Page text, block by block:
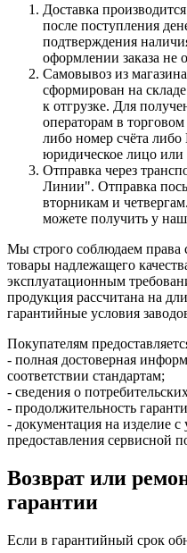
Доставка
после поступления
подтверждения
оформлении заказа не
Самовывоз из
сформирован на
к отгрузке. Для
операторам в
либо номер счёта
юридическое лицо
Отправка через
Линии". Отправка
вторникам и
можете получить у
Мы строго соблюдаем права
товары надлежащего
эксплуатационным
продукция рассчитана на
гарантийные условия
Покупателям
- полная достоверная
соответствии стандартам;
- сведения о
- продолжительность
- документация на изделие
предоставления сервисной
Возврат или
гарантии
Если в гарантийный срок